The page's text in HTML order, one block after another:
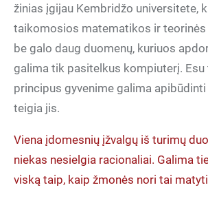
žinias įgijau Kembridžo universitete,
taikomosios matematikos ir teorinės
be galo daug duomenų, kuriuos
galima tik pasitelkus kompiuterį. Esu
principus gyvenime galima apibūdinti
teigia jis.
Viena įdomesnių įžvalgų iš turimų
niekas nesielgia racionaliai. Galima
viską taip, kaip žmonės nori tai